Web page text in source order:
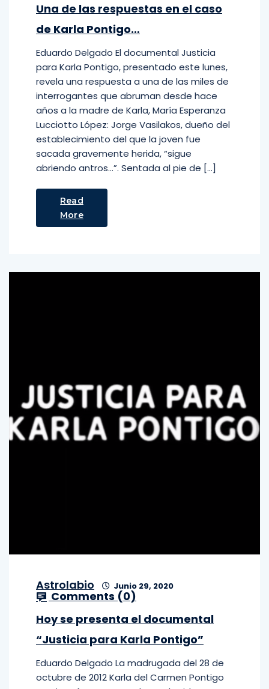
Una de las respuestas en el caso
de Karla Pontigo…
Eduardo Delgado El documental Justicia
para Karla Pontigo, presentado este lunes,
revela una respuesta a una de las miles de
interrogantes que abruman desde hace
años a la madre de Karla, María Esperanza
Lucciotto López: Jorge Vasilakos, dueño del
establecimiento del que la joven fue
sacada gravemente herida, “sigue
abriendo antros…”. Sentada al pie de […]
Read
More
Astrolabio Junio 29, 2020
Comments (0)
Hoy se presenta el documental
“Justicia para Karla Pontigo”
Eduardo Delgado La madrugada del 28 de
octubre de 2012 Karla del Carmen Pontigo